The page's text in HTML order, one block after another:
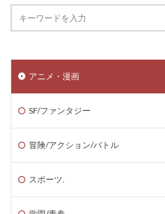
アニメ・漫画
SF/ファンタジー
冒険/アクション/バトル
スポーツ.